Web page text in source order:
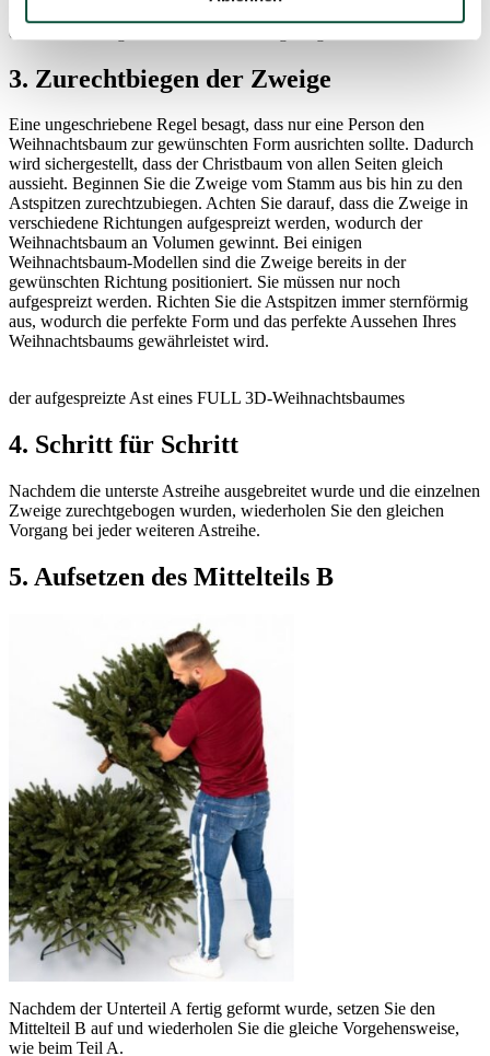
dem Zurechtbiegen der einzelnen Zweige beginnen.
3. Zurechtbiegen der Zweige
Eine ungeschriebene Regel besagt, dass nur eine Person den
Weihnachtsbaum zur gewünschten Form ausrichten sollte. Dadurch
wird sichergestellt, dass der Christbaum von allen Seiten gleich
aussieht. Beginnen Sie die Zweige vom Stamm aus bis hin zu den
Astspitzen zurechtzubiegen. Achten Sie darauf, dass die Zweige in
verschiedene Richtungen aufgespreizt werden, wodurch der
Weihnachtsbaum an Volumen gewinnt. Bei einigen
Weihnachtsbaum-Modellen sind die Zweige bereits in der
gewünschten Richtung positioniert. Sie müssen nur noch
aufgespreizt werden. Richten Sie die Astspitzen immer sternförmig
aus, wodurch die perfekte Form und das perfekte Aussehen Ihres
Weihnachtsbaums gewährleistet wird.
der aufgespreizte Ast eines FULL 3D-Weihnachtsbaumes
4. Schritt für Schritt
Nachdem die unterste Astreihe ausgebreitet wurde und die einzelnen
Zweige zurechtgebogen wurden, wiederholen Sie den gleichen
Vorgang bei jeder weiteren Astreihe.
5. Aufsetzen des Mittelteils B
Nachdem der Unterteil A fertig geformt wurde, setzen Sie den
Mittelteil B auf und wiederholen Sie die gleiche Vorgehensweise,
wie beim Teil A.